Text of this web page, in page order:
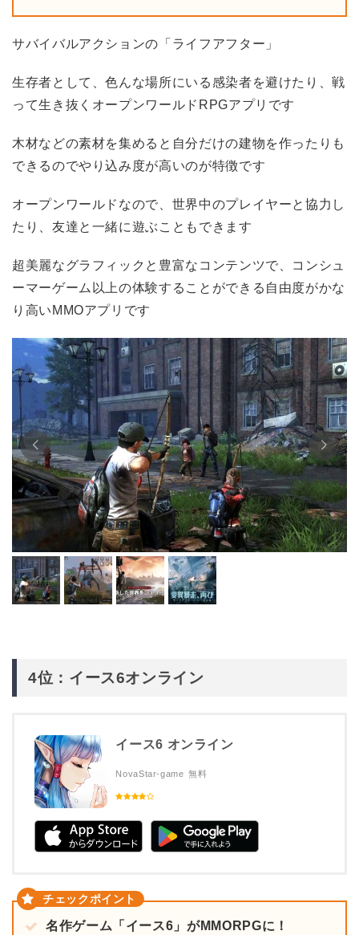
サバイバルアクションの「ライフアフター」
生存者として、色んな場所にいる感染者を避けたり、戦
って生き抜くオープンワールドRPGアプリです
木材などの素材を集めると自分だけの建物を作ったりも
できるのでやり込み度が高いのが特徴です
オープンワールドなので、世界中のプレイヤーと協力し
たり、友達と一緒に遊ぶこともできます
超美麗なグラフィックと豊富なコンテンツで、コンシュ
ーマーゲーム以上の体験することができる自由度がかな
り高いMMOアプリです
4位：イース6オンライン
イース6 オンライン
NovaStar-game 無料
名作ゲーム「イース6」がMMORPGに！